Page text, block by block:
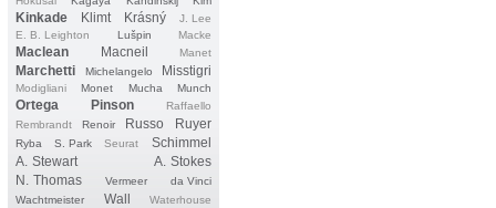
Kinkade Klimt Krásný
J. Lee
E. B. Leighton
Lušpin Macke
Maclean Macneil Manet
Marchetti Michelangelo Misstigri
Modigliani Monet Mucha Munch
Ortega Pinson
Raffaello
Rembrandt
Renoir Russo Ruyer
Ryba S. Park Seurat
Schimmel
A. Stewart
A. Stokes
N. Thomas
Vermeer
da Vinci
Wachtmeister
Wall Waterhouse